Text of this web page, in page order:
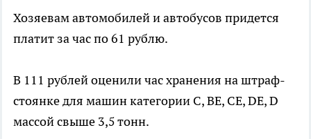
Хозяевам автомобилей и автобусов придется
платит за час по 61 рублю.
В 111 рублей оценили час хранения на штраф-
стоянке для машин категории C, BE, CE, DE, D
массой свыше 3,5 тонн.